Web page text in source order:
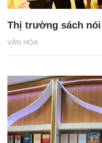
VĂN HÓA
Thị trường sách